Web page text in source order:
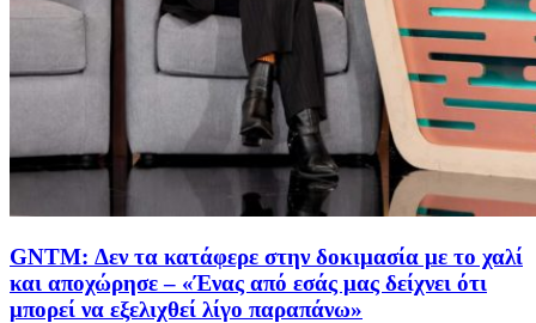
GNTM: Δεν τα κατάφερε στην δοκιμασία με το χαλί
και αποχώρησε – «Ένας από εσάς μας δείχνει ότι
μπορεί να εξελιχθεί λίγο παραπάνω»